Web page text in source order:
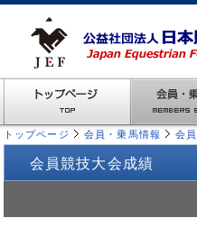
トップページ 会員・乗馬情報 会
会員競技大会成績